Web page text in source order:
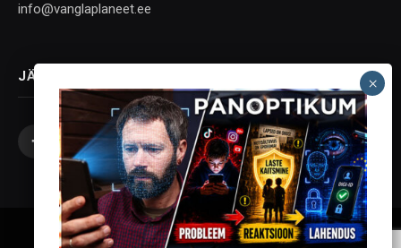
info@vanglaplaneet.ee
JÄLGI SOTSIAALMEEDIAS
Facebook
X
(Twitter)
InstagramYouTubeTelegram